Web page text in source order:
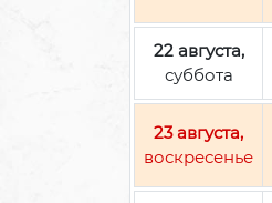
22 августа,
суббота
23 августа,
воскресенье